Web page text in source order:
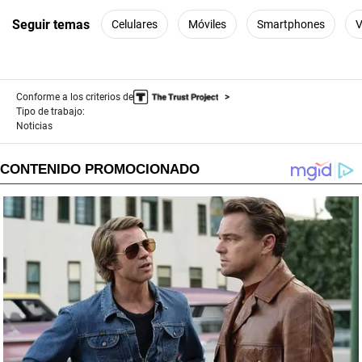
Seguir temas Celulares Móviles Smartphones
Conforme a los criterios de
Tipo de trabajo:
Noticias